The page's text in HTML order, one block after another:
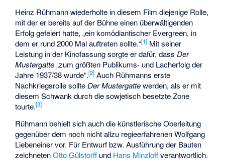
Heinz Rühmann wiederholte in diesem Film diejenige Rolle,
mit der er bereits auf der Bühne einen überwältigenden
Erfolg gefeiert hatte, „ein komödiantischer Evergreen, in
dem er rund 2000 Mal auftreten sollte.“[1] Mit seiner
Leistung in der Kinofassung sorgte er dafür, dassDer
Mustergatte„zum größten Publikums- und Lacherfolg der
Jahre 1937/38 wurde“.[2] Auch Rühmanns erste
Nachkriegsrolle sollteDer Mustergattewerden, als er mit
diesem Schwank durch die sowjetisch besetzte Zone
tourte.[3]
Rühmann behielt sich auch die künstlerische Oberleitung
gegenüber dem noch nicht allzu regieerfahrenen Wolfgang
Liebeneiner vor. Für Entwurf bzw. Ausführung der Bauten
zeichnetenOtto Gülstorff und Hans Minzloffverantwortlich.